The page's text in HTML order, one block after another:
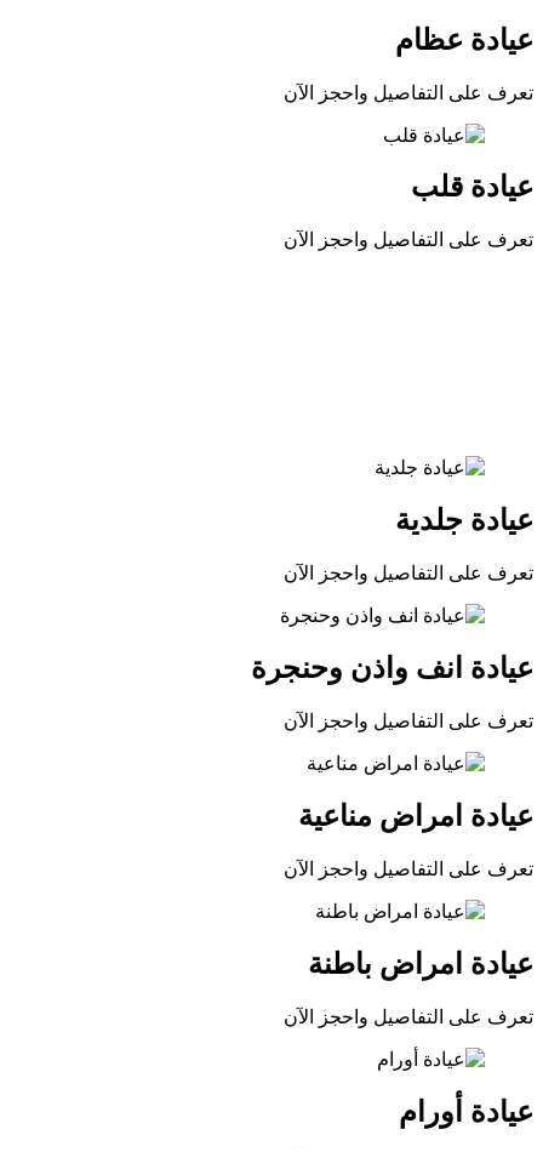
عيادة عظام
تعرف على التفاصيل واحجز الآن
عيادة قلب
تعرف على التفاصيل واحجز الآن
عيادة جلدية
تعرف على التفاصيل واحجز الآن
عيادة انف واذن وحنجرة
تعرف على التفاصيل واحجز الآن
عيادة امراض مناعية
تعرف على التفاصيل واحجز الآن
عيادة امراض باطنة
تعرف على التفاصيل واحجز الآن
عيادة أورام